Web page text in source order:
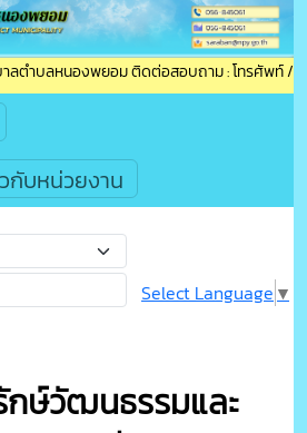
ลตำบลหนองพยอม ติดต่อสอบถาม : โทรศัพท์ / โ
กับหน่วยงาน
Select Language ▼
ษ์วัฒนธรรมและ